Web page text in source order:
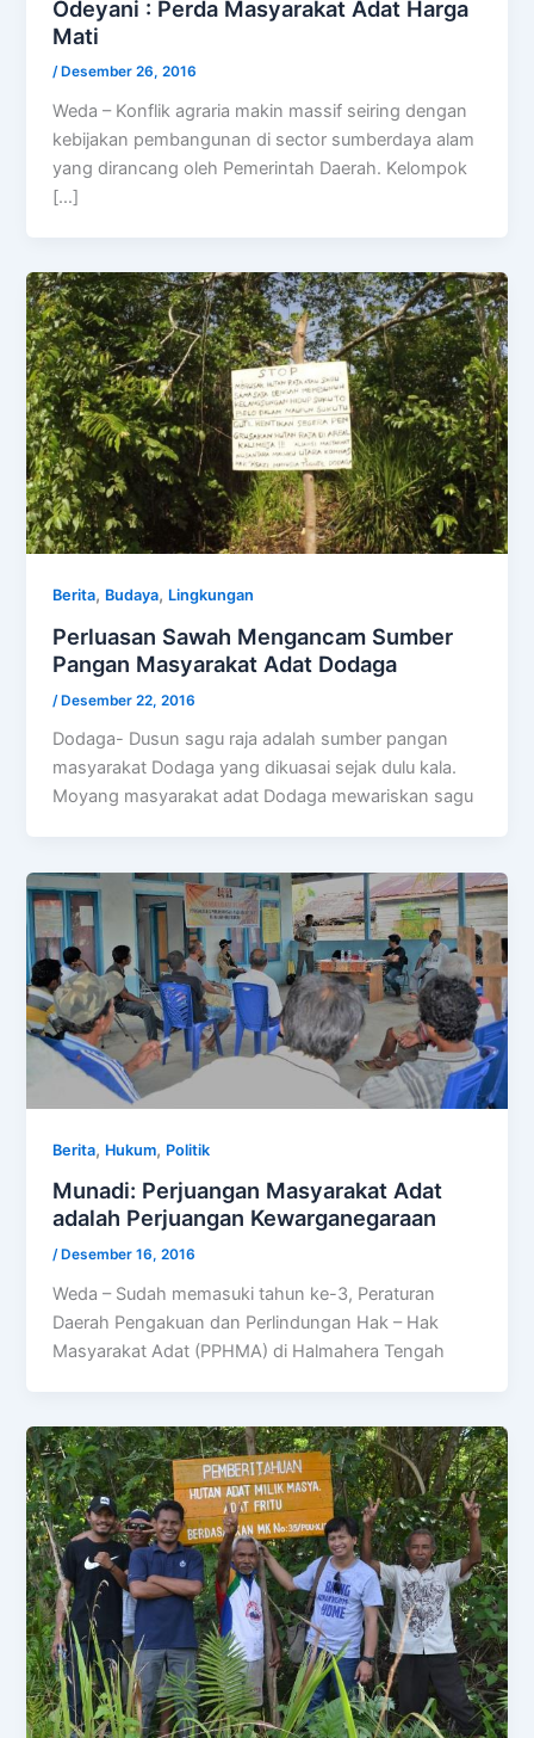
Odeyani : Perda Masyarakat Adat Harga
Mati
/ Desember 26, 2016
Weda – Konflik agraria makin massif seiring dengan
kebijakan pembangunan di sector sumberdaya alam
yang dirancang oleh Pemerintah Daerah. Kelompok
[…]
Berita, Budaya, Lingkungan
Perluasan Sawah Mengancam Sumber
Pangan Masyarakat Adat Dodaga
/Desember 22, 2016
Dodaga- Dusun sagu raja adalah sumber pangan
masyarakat Dodaga yang dikuasai sejak dulu kala.
Moyang masyarakat adat Dodaga mewariskan sagu
Berita, Hukum, Politik
Munadi: Perjuangan Masyarakat Adat
adalah Perjuangan Kewarganegaraan
/ Desember 16, 2016
Weda – Sudah memasuki tahun ke-3, Peraturan
Daerah Pengakuan dan Perlindungan Hak – Hak
Masyarakat Adat (PPHMA) di Halmahera Tengah